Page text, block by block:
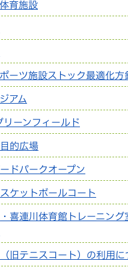
育施設
ーツ施設ストック最適化方
アム
ーンフィールド
的広場
ドパークオープン
ケットボールコート
喜連川体育館トレーニング
旧テニスコート）の利用に